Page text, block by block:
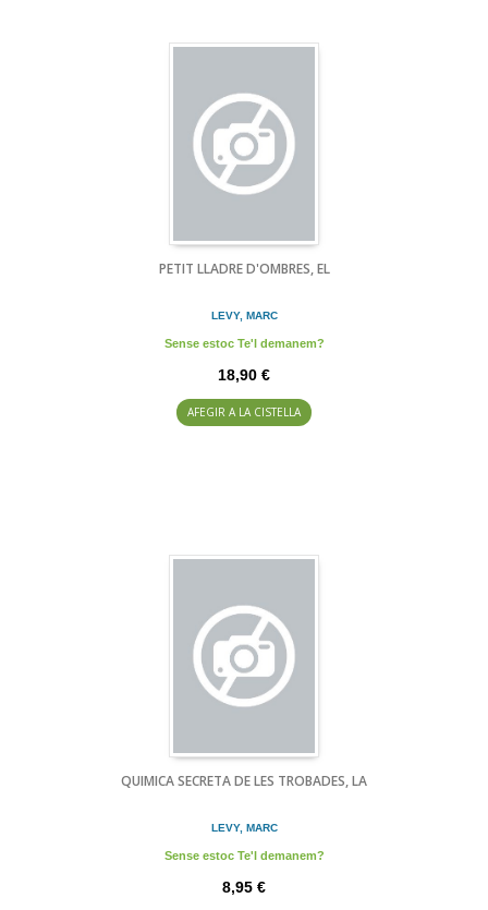
PETIT LLADRE D'OMBRES, EL
LEVY, MARC
Sense estoc Te'l demanem?
18,90 €
AFEGIR A LA CISTELLA
QUIMICA SECRETA DE LES TROBADES, LA
LEVY, MARC
Sense estoc Te'l demanem?
8,95 €